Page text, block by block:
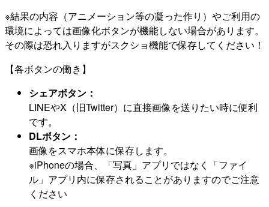
※結果の内容（アニメーション等の凝った作り）やご利用の
環境によっては画像化ボタンが機能しない場合があります。
その際は恐れ入りますがスクショ機能で保存してください！
【各ボタンの働き】
シェアボタン：
LINEやX（旧Twitter）に直接画像を送りたい時に便利
です。
DLボタン：
画像をスマホ本体に保存します。
※iPhoneの場合、「写真」アプリではなく「ファイ
ル」アプリ内に保存されることがありますのでご注意
ください